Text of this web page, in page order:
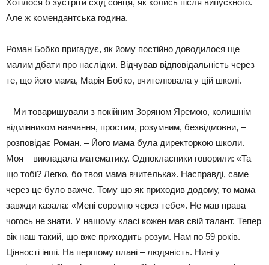
Хотілося б зустріти схід сонця, як колись після випускного.
Але ж комендантська година.
Роман Бобко пригадує, як йому постійно доводилося ще
малим дбати про наслідки. Відчував відповідальність через
те, що його мама, Марія Бобко, вчителювала у цій школі.
– Ми товаришували з покійним Зоряном Яремою, колишнім
відмінником навчання, простим, розумним, безвідмовни, –
розповідає Роман. – Його мама була директоркою школи.
Моя – викладала математику. Однокласники говорили: «Та
що тобі? Легко, бо твоя мама вчителька». Насправді, саме
через це було важче. Тому що як приходив додому, то мама
завжди казала: «Мені соромно через тебе». Не мав права
чогось не знати. У нашому класі кожен мав свій талант. Тепер
вік наш такий, що вже приходить розум. Нам по 59 років.
Цінності інші. На першому плані – людяність. Нині у